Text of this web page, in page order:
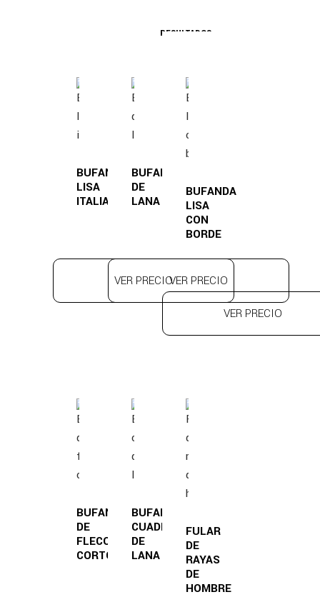
RESULTADOS
BUFANDA
LISA
ITALIANA
VER PRECIO
BUFANDA
DE
LANA
VER PRECIO
BUFANDA
LISA
CON
BORDE
VER PRECIO
BUFANDA
DE
FLECO
CORTO
BUFANDA
CUADROS
DE
LANA
FULAR
DE
RAYAS
DE
HOMBRE